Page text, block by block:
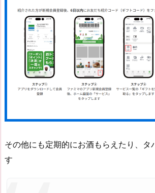
その他にも定期的にお酒もらえたり、タ
す